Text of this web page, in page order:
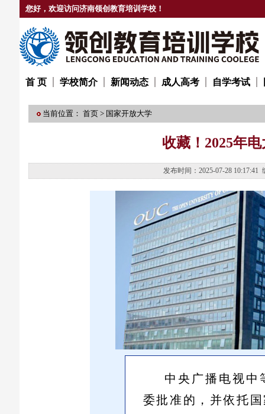
您好，欢迎访问济南领创教育培训学校！
首 页 学校简介 新闻动态 成人高考 自学考试
当前位置： 首页 > 国家开放大学
收藏！2025年
发布时间：2025-07-28
中央广播电视中
委批准的，并依托